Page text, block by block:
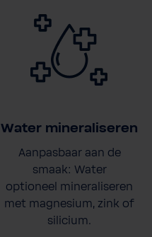
Water mineraliseren
Aanpasbaar aan de
smaak: Water
optioneel mineraliseren
met magnesium, zink of
silicium.